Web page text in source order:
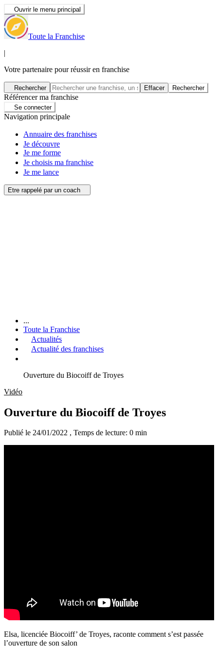
Ouvrir le menu principal
Toute la Franchise
|
Votre partenaire pour réussir en franchise
Rechercher Effacer Rechercher
Référencer ma franchise
Se connecter
Navigation principale
Annuaire des franchises
Je découvre
Je me forme
Je choisis ma franchise
Je me lance
Etre rappelé par un coach
...
Toute la Franchise
Actualités
Actualité des franchises
Ouverture du Biocoiff de Troyes
Vidéo
Ouverture du Biocoiff de Troyes
Publié le 24/01/2022 , Temps de lecture: 0 min
Elsa, licenciée Biocoiff’ de Troyes, raconte comment s’est passée
l’ouverture de son salon